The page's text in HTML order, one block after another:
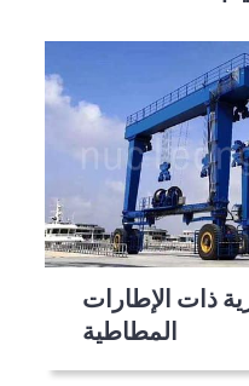
ذات الإطارات
المطاطية